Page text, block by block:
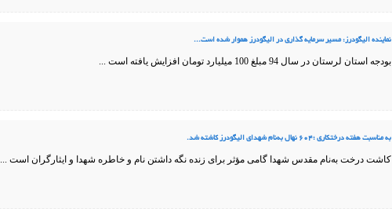
نماینده الیگودرز: مسیر سرمایه گذاری در الیگودرز هموار شده است...
بودجه استان لرستان در سال 94 مبلغ 100 میلیارد تومان افزایش یافته است ...
به مناسبت هفته درختکاری ؛604 نهال به‌نام شهدای الیگودرز کاشته شد.
کاشت درخت به‌نام مقدس شهدا گامی مؤثر برای زنده نگه ‌داشتن نام و خاطره شهدا و ایثارگران است ...